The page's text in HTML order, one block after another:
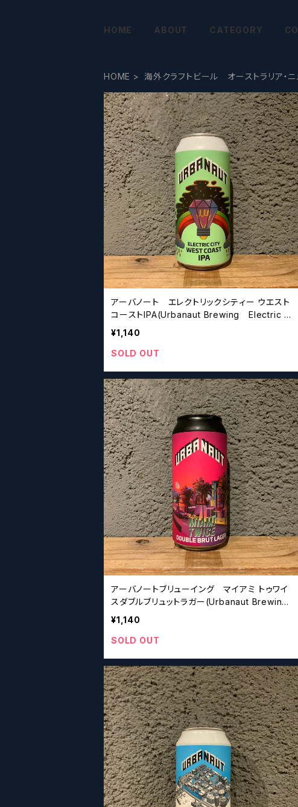
HOME ABOUT CATEGORY
HOME 海外クラフトビール オーストラリア・ニ
アーバノート エレクトリックシティー ウエスト
コーストIPA(Urbanaut Brewing Electric C
ity WCIPA)
¥1,140
SOLD OUT
アーバノートブリューイング マイアミ トゥワイ
スダブルブリュットラガー(Urbanaut Brewing
Miami Twice Double Brut Lager)
¥1,140
SOLD OUT